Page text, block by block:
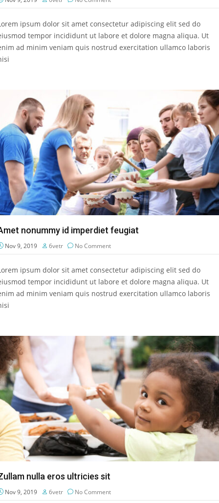
ipsum dolor sit amet consectetur adipiscing elit sed do
tempor incididunt ut labore et dolore magna aliqua. Ut
ad minim veniam quis nostrud exercitation ullamco laboris
nonummy id imperdiet feugiat
Nov 9, 2019 6vetr No Comment
ipsum dolor sit amet consectetur adipiscing elit sed do
tempor incididunt ut labore et dolore magna aliqua. Ut
ad minim veniam quis nostrud exercitation ullamco laboris
nulla eros ultricies sit
Nov 9, 2019 6vetr No Comment